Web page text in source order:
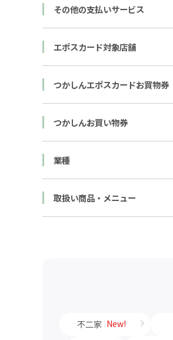
その他の支払いサービス
エポスカード対象店舗
つかしんエポスカードお買物券
つかしんお買い物券
業種
取扱い商品・メニュー
不二家 New!